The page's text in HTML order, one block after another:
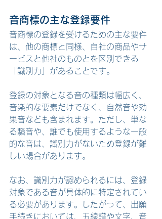
音商標の主な登録要件
音商標の登録を受けるための主な要件
は、他の商標と同様、自社の商品やサ
ービスと他社のものとを区別できる
「識別力」があることです。
登録の対象となる音の種類は幅広く、
音楽的な要素だけでなく、自然音や効
果音なども含まれます。ただし、単な
る騒音や、誰でも使用するような一般
的な音は、識別力がないため登録が難
しい場合があります。
なお、識別力が認められるには、登録
対象である音が具体的に特定されてい
る必要があります。したがって、出願
手続きにおいては、五線譜や文字、音